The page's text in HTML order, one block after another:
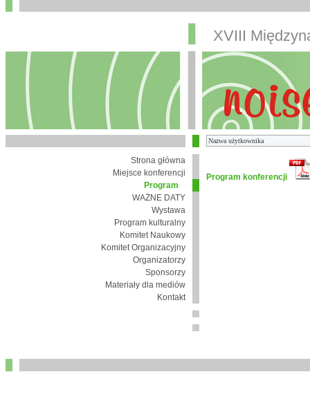
XVIII
Strona główna
Miejsce konferencji
Program
WAŻNE DATY
Wystawa
Program kulturalny
Komitet Naukowy
Komitet Organizacyjny
Organizatorzy
Sponsorzy
Materiały dla mediów
Kontakt
Program konferencji